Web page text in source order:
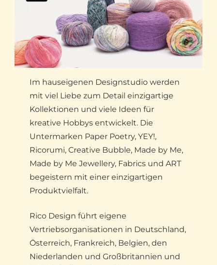
Im hauseigenen Designstudio werden
mit viel Liebe zum Detail einzigartige
Kollektionen und viele Ideen für
kreative Hobbys entwickelt. Die
Untermarken Paper Poetry, YEY!,
Ricorumi, Creative Bubble, Made by Me,
Made by Me Jewellery, Fabrics und ART
begeistern mit einer einzigartigen
Produktvielfalt.
Rico Design führt eigene
Vertriebsorganisationen in Deutschland,
Österreich, Frankreich, Belgien, den
Niederlanden und Großbritannien und